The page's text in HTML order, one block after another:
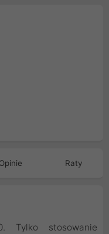
Opinie Raty
Tylko stosowanie